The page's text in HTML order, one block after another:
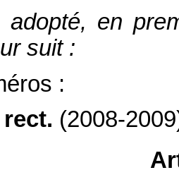
en
suit :
:
rect. (2008-